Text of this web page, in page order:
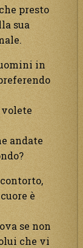
presto
sua
in
andate
è
se non
che vi